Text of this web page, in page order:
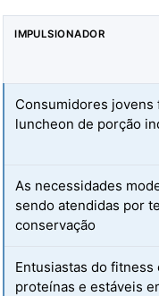
IMPULSIONADOR
Consumidores jovens
luncheon de porção
As necessidades
sendo atendidas por
conservação
Entusiastas do
proteínas e estáveis